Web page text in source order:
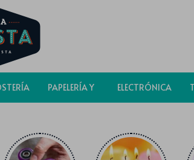
PAPELERÍA Y ELECTRÓNICA